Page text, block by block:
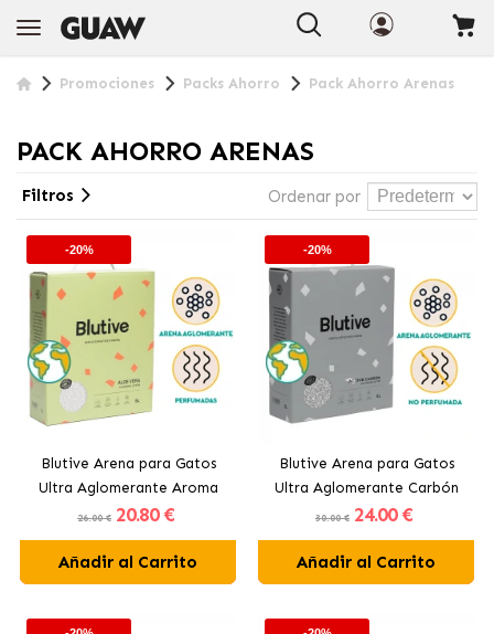
Promociones Packs Ahorro Pack Ahorro Arenas
PACK AHORRO ARENAS
Ordenar por
Filtros
-20%
Blutive Arena para Gatos
Ultra Aglomerante Aroma
Aloe Vera
26.00 € 20.80 €
Añadir al Carrito
-20%
Blutive Arena para Gatos
Ultra Aglomerante Carbón
Activo
30.00 € 24.00 €
Añadir al Carrito